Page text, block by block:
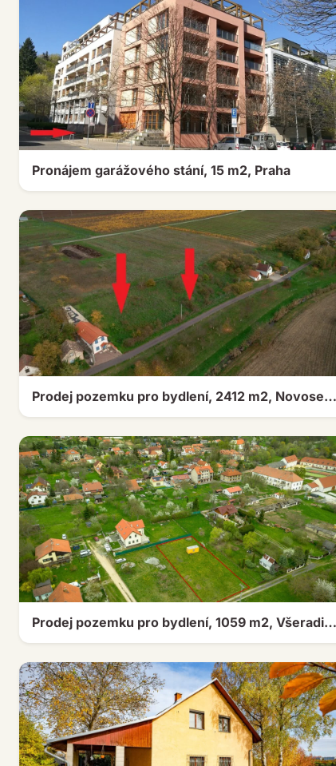
Pronájem garážového stání, 15 m2, Praha
Prodej pozemku pro bydlení, 2412 m2, Novosedly
Prodej pozemku pro bydlení, 1059 m2, Všeradice